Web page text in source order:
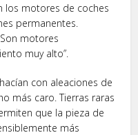
los motores de coches
permanentes.
motores
muy alto”.
con aleaciones de
más caro. Tierras raras
que la pieza de
más